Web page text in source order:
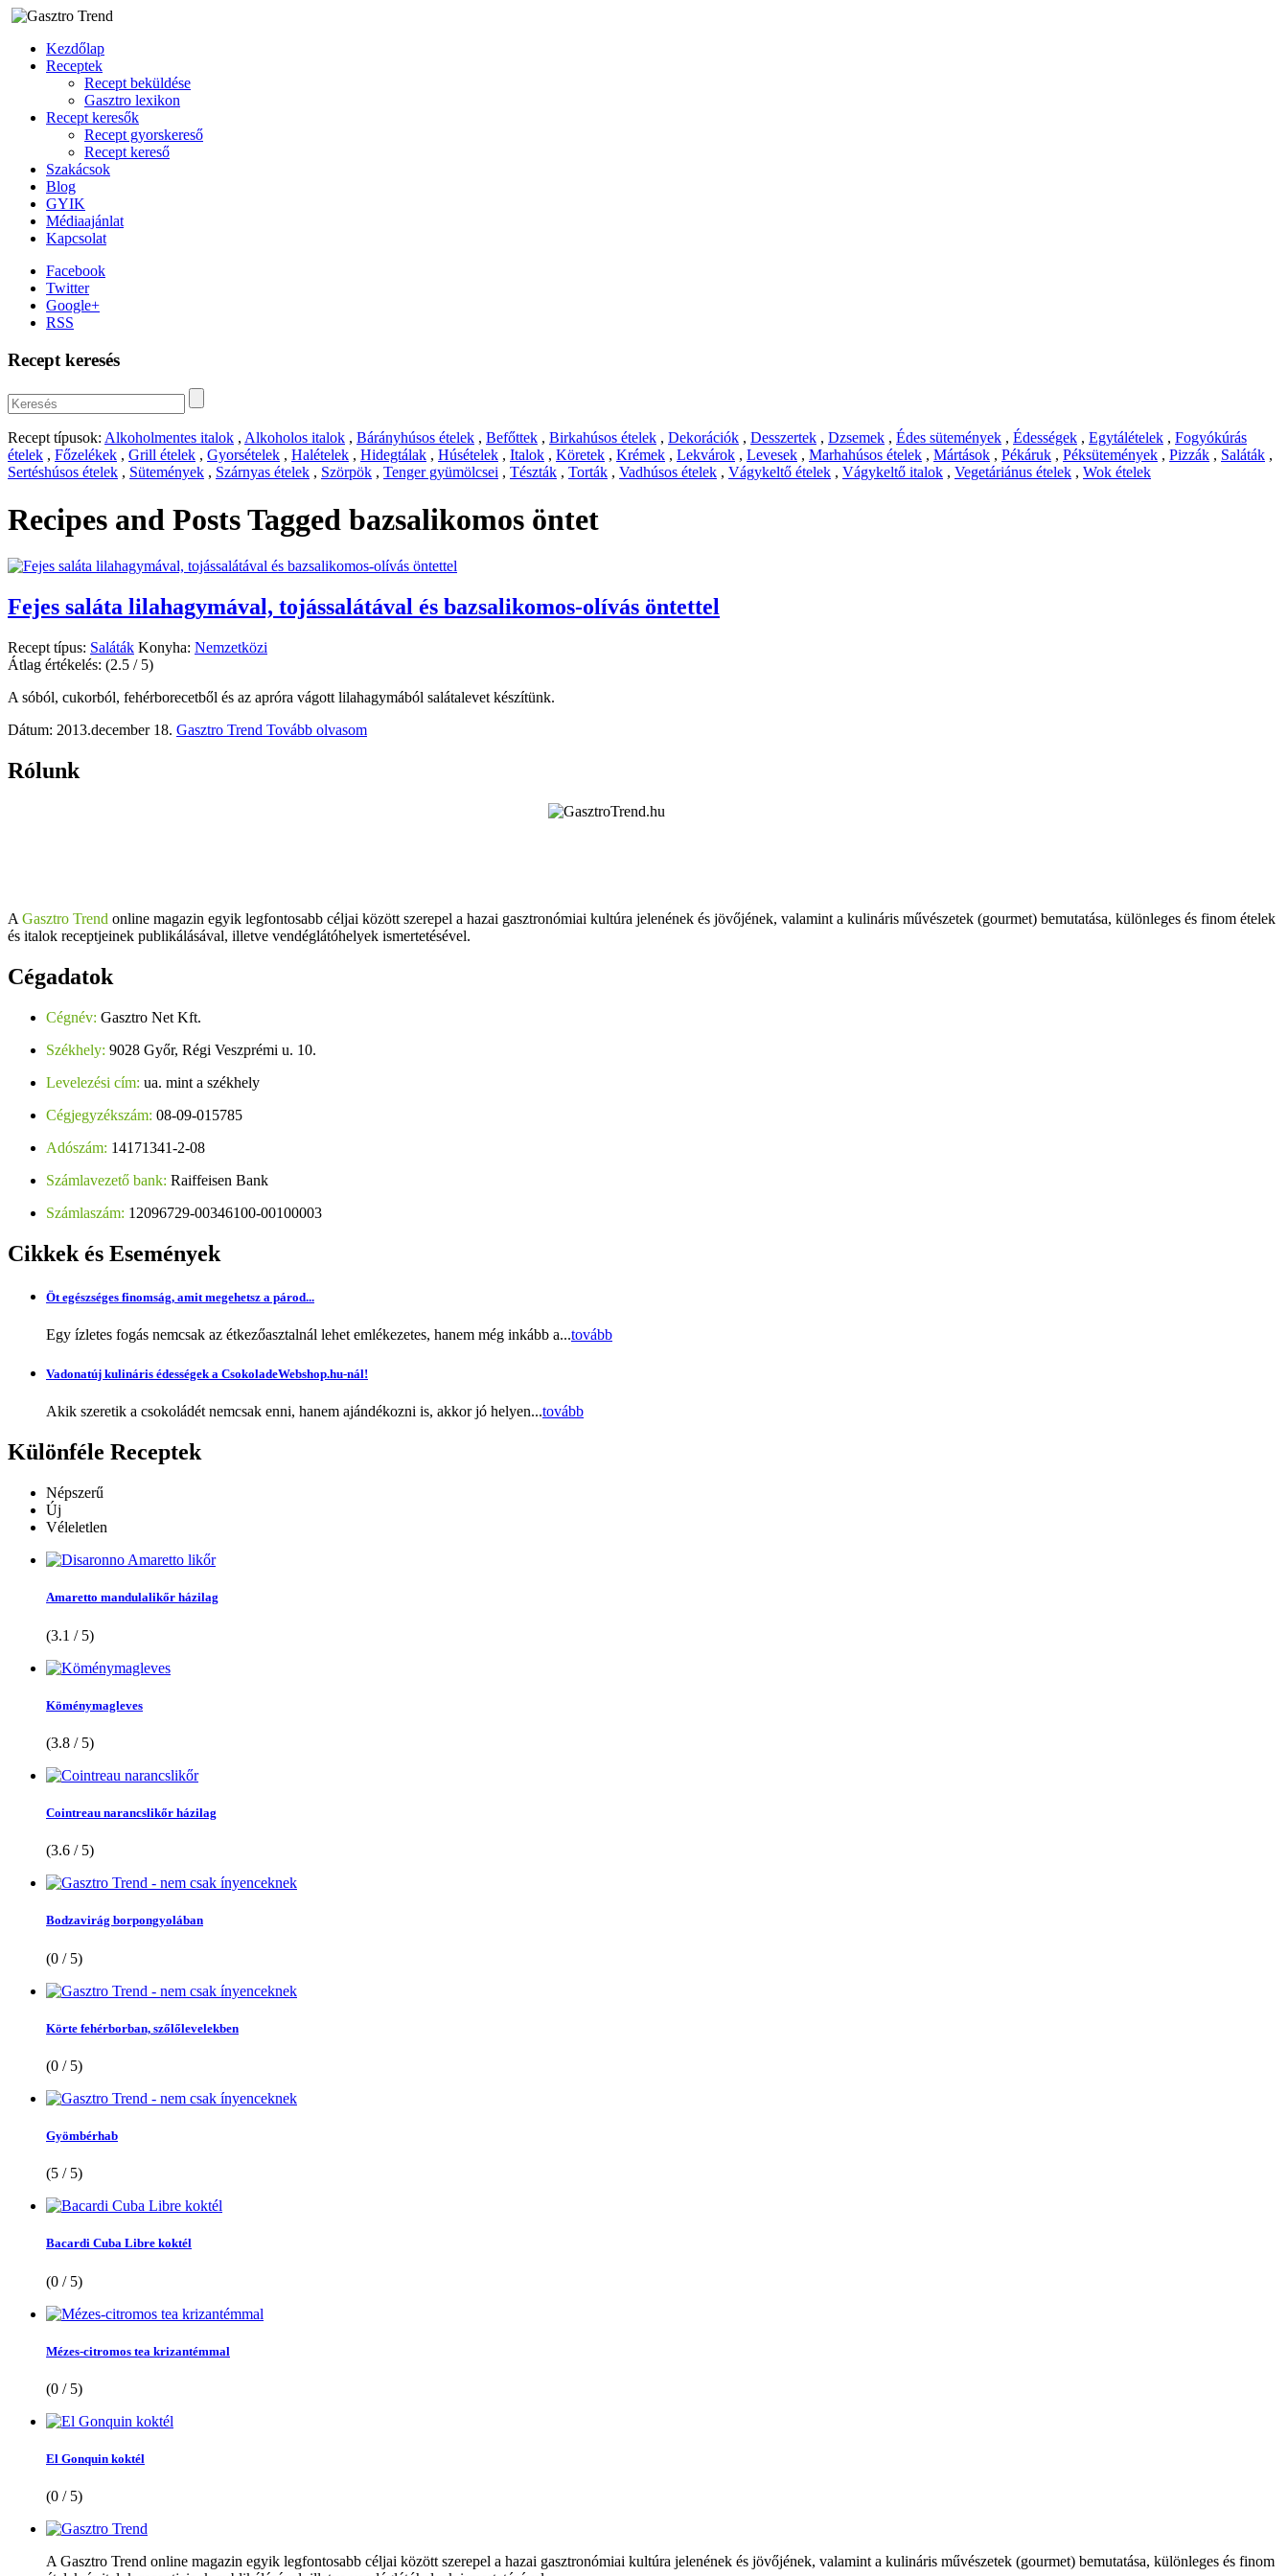
Kezdőlap
Receptek
Recept beküldése
Gasztro lexikon
Recept keresők
Recept gyorskereső
Recept kereső
Szakácsok
Blog
GYIK
Médiaajánlat
Kapcsolat
Facebook
Twitter
Google+
RSS
Recept keresés
Recept típusok: Alkoholmentes italok , Alkoholos italok , Bárányhúsos ételek , Befőttek , Birkahúsos ételek , Dekorációk , Desszertek , Dzsemek , Édes sütemények , Édességek , Egytálételek , Fogyókúrás
ételek , Főzelékek , Grill ételek , Gyorsételek , Halételek , Hidegtálak , Húsételek , Italok , Köretek , Krémek , Lekvárok , Levesek , Marhahúsos ételek , Mártások , Pékáruk , Péksütemények , Pizzák , Saláták ,
Sertéshúsos ételek , Sütemények , Szárnyas ételek , Szörpök , Tenger gyümölcsei , Tészták , Torták , Vadhúsos ételek , Vágykeltő ételek , Vágykeltő italok , Vegetáriánus ételek , Wok ételek
Recipes and Posts Tagged bazsalikomos öntet
Fejes saláta lilahagymával, tojássalátával és bazsalikomos-olívás öntettel
Recept típus: Saláták Konyha: Nemzetközi
Átlag értékelés: (2.5 / 5)
A sóból, cukorból, fehérborecetből és az apróra vágott lilahagymából salátalevet készítünk.
Dátum: 2013.december 18. Gasztro Trend Tovább olvasom
Rólunk
A Gasztro Trend online magazin egyik legfontosabb céljai között szerepel a hazai gasztronómiai kultúra jelenének és jövőjének, valamint a kulináris művészetek (gourmet) bemutatása, különleges és finom ételek
és italok receptjeinek publikálásával, illetve vendéglátóhelyek ismertetésével.
Cégadatok
Cégnév: Gasztro Net Kft.
Székhely: 9028 Győr, Régi Veszprémi u. 10.
Levelezési cím: ua. mint a székhely
Cégjegyzékszám: 08-09-015785
Adószám: 14171341-2-08
Számlavezető bank: Raiffeisen Bank
Számlaszám: 12096729-00346100-00100003
Cikkek és Események
Öt egészséges finomság, amit megehetsz a párod...
Egy ízletes fogás nemcsak az étkezőasztalnál lehet emlékezetes, hanem még inkább a...tovább
Vadonatúj kulináris édességek a CsokoladeWebshop.hu-nál!
Akik szeretik a csokoládét nemcsak enni, hanem ajándékozni is, akkor jó helyen...tovább
Különféle Receptek
Népszerű
Új
Véleletlen
Amaretto mandulalikőr házilag
(3.1 / 5)
Köménymagleves
(3.8 / 5)
Cointreau narancslikőr házilag
(3.6 / 5)
Bodzavirág borpongyolában
(0 / 5)
Körte fehérborban, szőlőlevelekben
(0 / 5)
Gyömbérhab
(5 / 5)
Bacardi Cuba Libre koktél
(0 / 5)
Mézes-citromos tea krizantémmal
(0 / 5)
El Gonquin koktél
(0 / 5)
A Gasztro Trend online magazin egyik legfontosabb céljai között szerepel a hazai gasztronómiai kultúra jelenének és jövőjének, valamint a kulináris művészetek (gourmet) bemutatása, különleges és finom